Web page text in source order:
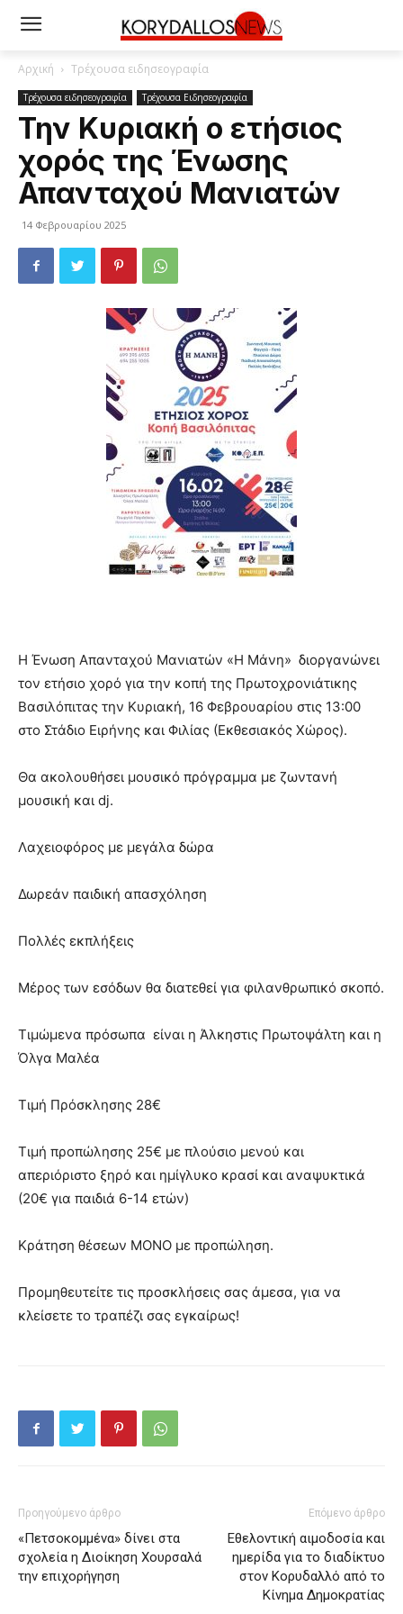
Αρχική Τρέχουσα ειδησεογραφία
Τρέχουσα ειδησεογραφία Τρέχουσα Ειδησεογραφία
Την Κυριακή ο ετήσιος
χορός της Ένωσης
Απανταχού Μανιατών
14 Φεβρουαρίου 2025
Η Ένωση Απανταχού Μανιατών «Η Μάνη» διοργανώνει
τoν ετήσιο χορό για την κοπή της Πρωτοχρονιάτικης
Βασιλόπιτας την Κυριακή, 16 Φεβρουαρίου στις 13:00
στο Στάδιο Ειρήνης και Φιλίας (Εκθεσιακός Χώρος).
Θα ακολουθήσει μουσικό πρόγραμμα με ζωντανή
μουσική και dj.
Λαχειοφόρος με μεγάλα δώρα
Δωρεάν παιδική απασχόληση
Πολλές εκπλήξεις
Μέρος των εσόδων θα διατεθεί για φιλανθρωπικό σκοπό.
Τιμώμενα πρόσωπα είναι η Άλκηστις Πρωτοψάλτη και η
Όλγα Μαλέα
Τιμή Πρόσκλησης 28€
Τιμή προπώλησης 25€ με πλούσιο μενού και
απεριόριστο ξηρό και ημίγλυκο κρασί και αναψυκτικά
(20€ για παιδιά 6-14 ετών)
Κράτηση θέσεων ΜΟΝΟ με προπώληση.
Προμηθευτείτε τις προσκλήσεις σας άμεσα, για να
κλείσετε το τραπέζι σας εγκαίρως!
Προηγούμενο άρθρο
«Πετσοκομμένα» δίνει στα
σχολεία η Διοίκηση Χουρσαλά
την επιχορήγηση
Επόμενο άρθρο
Εθελοντική αιμοδοσία και
ημερίδα για το διαδίκτυο
στον Κορυδαλλό από το
Κίνημα Δημοκρατίας